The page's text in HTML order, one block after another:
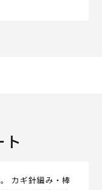
カギ針編み・棒